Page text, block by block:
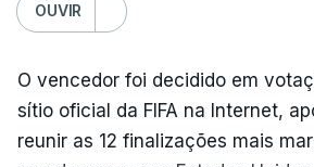
OUVIR
O vencedor foi decidido em
sítio oficial da FIFA na Internet,
reunir as 12 finalizações mais